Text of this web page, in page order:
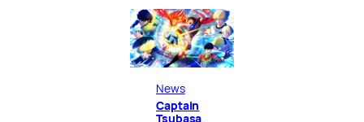
News
Captain
Tsubasa